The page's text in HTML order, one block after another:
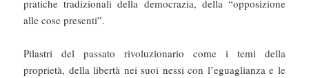
pratiche tradizionali della democrazia, della “opposizione
alle cose presenti”.
Pilastri del passato rivoluzionario come i temi della
proprietà, della libertà nei suoi nessi con l’eguaglianza e le